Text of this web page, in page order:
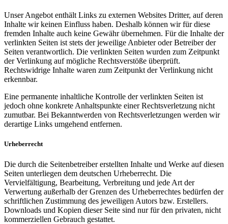
Unser Angebot enthält Links zu externen Websites Dritter, auf deren
Inhalte wir keinen Einfluss haben. Deshalb können wir für diese
fremden Inhalte auch keine Gewähr übernehmen. Für die Inhalte der
verlinkten Seiten ist stets der jeweilige Anbieter oder Betreiber der
Seiten verantwortlich. Die verlinkten Seiten wurden zum Zeitpunkt
der Verlinkung auf mögliche Rechtsverstöße überprüft.
Rechtswidrige Inhalte waren zum Zeitpunkt der Verlinkung nicht
erkennbar.
Eine permanente inhaltliche Kontrolle der verlinkten Seiten ist
jedoch ohne konkrete Anhaltspunkte einer Rechtsverletzung nicht
zumutbar. Bei Bekanntwerden von Rechtsverletzungen werden wir
derartige Links umgehend entfernen.
Urheberrecht
Die durch die Seitenbetreiber erstellten Inhalte und Werke auf diesen
Seiten unterliegen dem deutschen Urheberrecht. Die
Vervielfältigung, Bearbeitung, Verbreitung und jede Art der
Verwertung außerhalb der Grenzen des Urheberrechtes bedürfen der
schriftlichen Zustimmung des jeweiligen Autors bzw. Erstellers.
Downloads und Kopien dieser Seite sind nur für den privaten, nicht
kommerziellen Gebrauch gestattet.